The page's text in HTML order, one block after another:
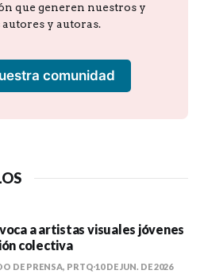
que generen nuestros y
y autoras.
comunidad
a artistas visuales jóvenes
colectiva
DE PRENSA, PRTQ 10 DE JUN. DE 2026